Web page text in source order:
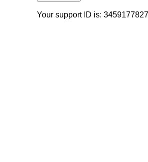
Your support ID is: